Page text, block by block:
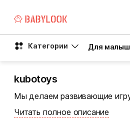
Категории Для
kubotoys
Мы делаем развивающие
Читать полное описание